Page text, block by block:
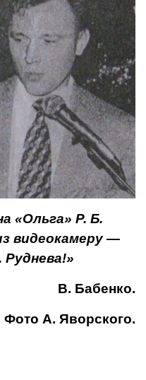
«Ольга» Р. Б.
видеокамеру —
В. Бабенко.
Фото А. Яворского.